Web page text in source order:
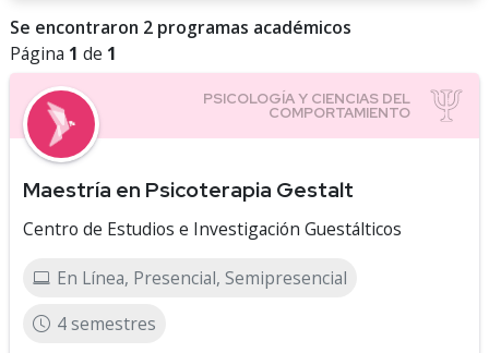
Se encontraron 2 programas académicos
Página 1 de 1
Maestría en Psicoterapia Gestalt
Centro de Estudios e Investigación Guestálticos
En Línea, Presencial, Semipresencial
4 semestres